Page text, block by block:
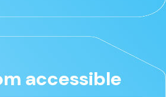
accessible